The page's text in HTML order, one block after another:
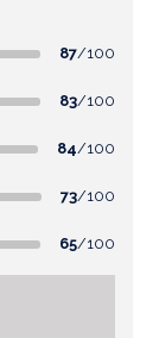
87/100
83/100
84/100
73/100
65/100